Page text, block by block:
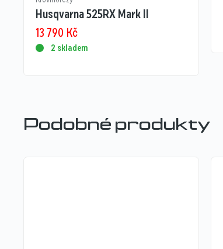
Husqvarna 525RX Mark II
13 790 Kč
2 skladem
Podobné produkty